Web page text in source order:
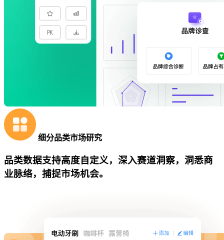
细分品类市场研究
品类数据支持高度自定义，深入赛道洞察，洞悉商
业脉络，捕捉市场机会。